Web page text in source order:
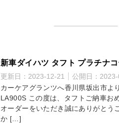
新車ダイハツ タフト プラチナコ
更新日： 2023-12-21 公開日：
カーケアグランツへ香川県坂出市よ
LA900S この度は、タフトご納車お
オーダーをいただき誠にありがとう
か […]